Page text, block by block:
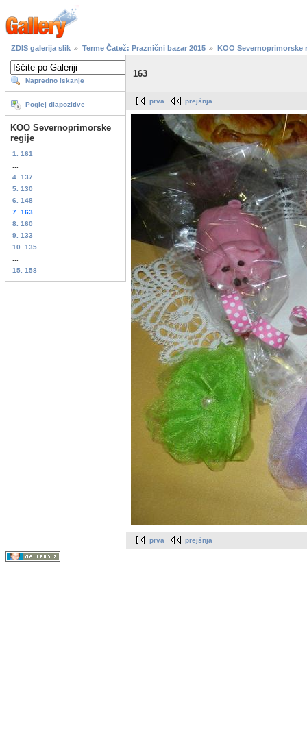
ZDIS galerija slik Terme Čatež: Praznični bazar 2015 KOO Severnoprimorske
Napredno iskanje
Poglej diapozitive
KOO Severnoprimorske
regije
1. 161
4. 137
5. 130
6. 148
7. 163
8. 160
9. 133
10. 135
15. 158
163
prva prejšnja
prva prejšnja